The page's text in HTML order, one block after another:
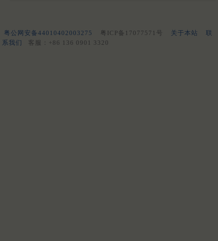
粤公网安备44010402003275 粤ICP备17077571号 关于本站
联
系我们
客服：+86 136 0901 3320